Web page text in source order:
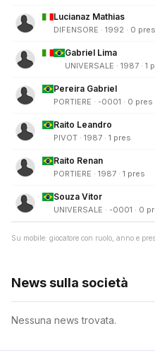
Lucianaz Mathias
DIFENSORE · 1992 · 0 pres
Gabriel Lima
UNIVERSALE · 1987 · 1
Pereira Gabriel
PORTIERE · -0001 · 0 pres
Raito Leandro
PIVOT · 1987 · 1 pres
Raito Renan
PORTIERE · 1987 · 1 pres
Souza Vitor
UNIVERSALE · -0001 · 0
Su mobile: giocatore con ruolo, anno e
News sulla società
Nessuna news trovata.